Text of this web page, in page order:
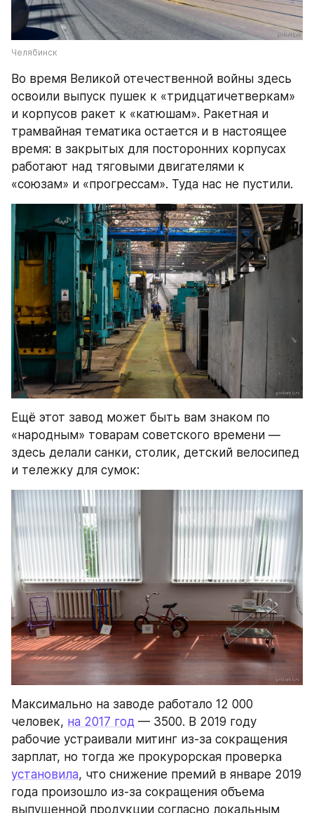
Челябинск
Во время Великой отечественной войны здесь
освоили выпуск пушек к «тридцатичетверкам»
и корпусов ракет к «катюшам». Ракетная и
трамвайная тематика остается и в настоящее
время: в закрытых для посторонних корпусах
работают над тяговыми двигателями к
«союзам» и «прогрессам». Туда нас не пустили.
Ещё этот завод может быть вам знаком по
«народным» товарам советского времени —
здесь делали санки, столик, детский велосипед
и тележку для сумок:
Максимально на заводе работало 12 000
человек, на 2017 год — 3500. В 2019 году
рабочие устраивали митинг из-за сокращения
установила, что снижение премий в январе 2019
года произошло из-за сокращения объема
выпущенной продукции согласно локальным